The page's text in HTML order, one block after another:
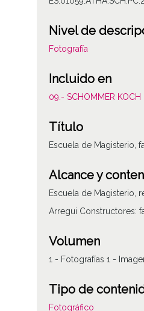
Nivel de
Fotografía
Incluido en
09.- SCHOMMER KOCH
Título
Escuela de Magisterio,
Alcance y
Escuela de Magisterio,
Arregui Constructores:
Volumen
1 - Fotografías 1 -
Tipo de
Fotográfico